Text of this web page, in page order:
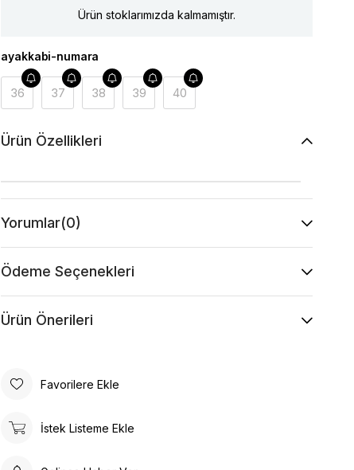
Ürün stoklarımızda kalmamıştır.
ayakkabi-numara
36 37 38 39 40
Ürün Özellikleri
Yorumlar(0)
Ödeme Seçenekleri
Ürün Önerileri
Favorilere Ekle
İstek Listeme Ekle